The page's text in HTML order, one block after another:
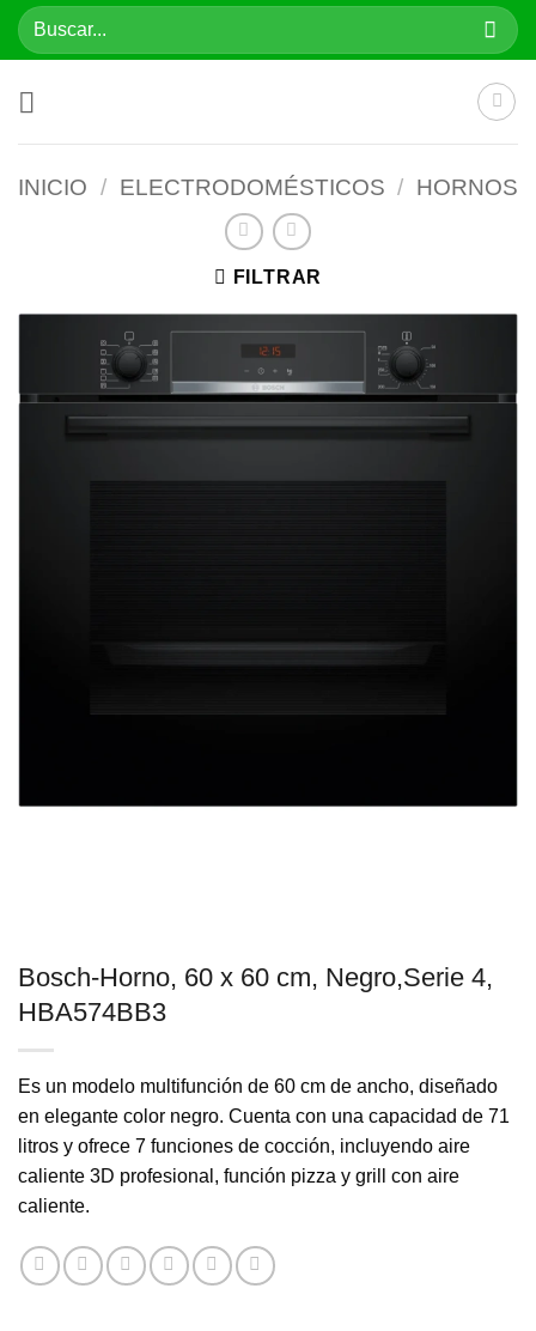
SaltarBuscar
por:
INICIO / ELECTRODOMÉSTICOS / HORNOS
FILTRAR
Bosch-Horno, 60 x 60 cm, Negro,Serie 4,
HBA574BB3
Es un modelo multifunción de 60 cm de ancho, diseñado
en elegante color negro. Cuenta con una capacidad de 71
litros y ofrece 7 funciones de cocción, incluyendo aire
caliente 3D profesional, función pizza y grill con aire
caliente.